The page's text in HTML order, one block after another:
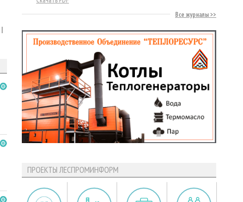
|
Все журналы
ПРОЕКТЫ ЛЕСПРОМИНФОРМ